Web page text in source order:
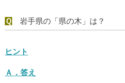
Ｑ 岩手県の「県の木」は？
ヒント
Ａ． 答え